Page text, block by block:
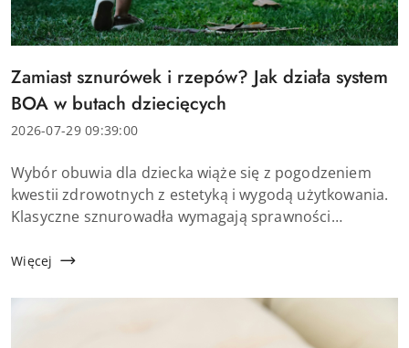
Tytuł
artykułu:
Zamiast sznurówek i rzepów? Jak działa system
BOA w butach dziecięcych
Data
2026-07-29 09:39:00
Treść
artykułu:
Wybór obuwia dla dziecka wiąże się z pogodzeniem
kwestii zdrowotnych z estetyką i wygodą użytkowania.
Klasyczne sznurowadła wymagają sprawności
chociażby przez zabrudzenia. Producenci obuwia
Więcej